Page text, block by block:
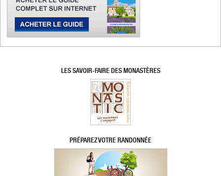
LES SAVOIR-FAIRE DES MONASTÈRES
PRÉPAREZ VOTRE RANDONNÉE